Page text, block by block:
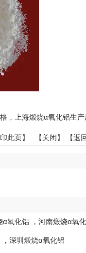
，上海煅烧α氧化铝生产
此页】 【关闭】 【返
α氧化铝 ， 河南煅烧α氧
， 深圳煅烧α氧化铝